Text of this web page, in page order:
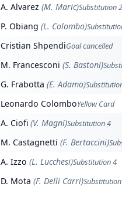
A. Alvarez (M. Maric)Substitution 2
P. Obiang (L. Colombo)
Cristian ShpendiGoal cancelled
M. Francesconi (S. Bastoni)
G. Frabotta (E. Adamo)
Leonardo ColomboYellow Card
A. Ciofi (V. Magni)Substitution 4
M. Castagnetti (F. Bertaccini)
A. Izzo (L. Lucchesi)Substitution 4
D. Mota (F. Delli Carri)